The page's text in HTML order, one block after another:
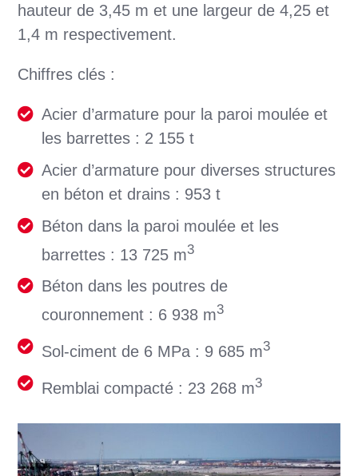
hauteur de 3,45 m et une largeur de 4,25 et
1,4 m respectivement.
Chiffres clés :
Acier d’armature pour la paroi moulée et
les barrettes : 2 155 t
Acier d’armature pour diverses structures
en béton et drains : 953 t
Béton dans la paroi moulée et les
barrettes : 13 725 m3
Béton dans les poutres de
couronnement : 6 938 m3
Sol-ciment de 6 MPa : 9 685 m3
Remblai compacté : 23 268 m3